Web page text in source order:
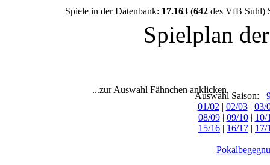
Spiele in der Datenbank: 17.163(642des VfB Suhl)
Spielplan
...zur Auswahl Fähnchen anklicken.
Auswahl Saison:
01/02 | 02/03| 03/
08/09| 09/10| 10/
15/16 | 16/17 | 17/